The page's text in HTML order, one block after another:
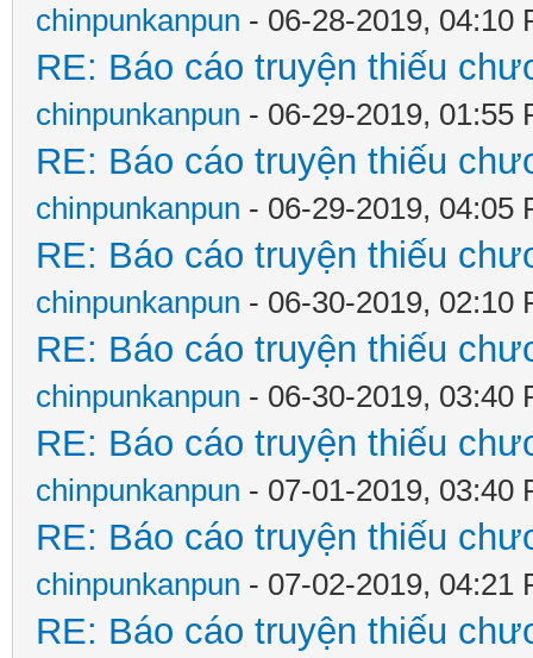
chinpunkanpun - 06-28-2019, 04:10
RE: Báo cáo truyện thiếu
chinpunkanpun - 06-29-2019, 01:55
RE: Báo cáo truyện thiếu
chinpunkanpun - 06-29-2019, 04:05
RE: Báo cáo truyện thiếu
chinpunkanpun - 06-30-2019, 02:10
RE: Báo cáo truyện thiếu
chinpunkanpun - 06-30-2019, 03:40
RE: Báo cáo truyện thiếu
chinpunkanpun - 07-01-2019, 03:40
RE: Báo cáo truyện thiếu
chinpunkanpun - 07-02-2019, 04:21
RE: Báo cáo truyện thiếu